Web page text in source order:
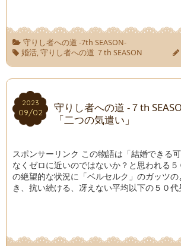
守りし者への道 -7th SEASON-
婚活,守りし者への道 ７th SEASON
2023
09/02
2023
09/02
守りし者への道 -７th
「二つの気遣い」
スポンサーリンク この物語は「結婚できる
なくゼロに近いのではないか？と思われる５
の絶望的な状況に「ベルセルク」のガッツ
き、抗い続ける、冴えない平均以下の５０